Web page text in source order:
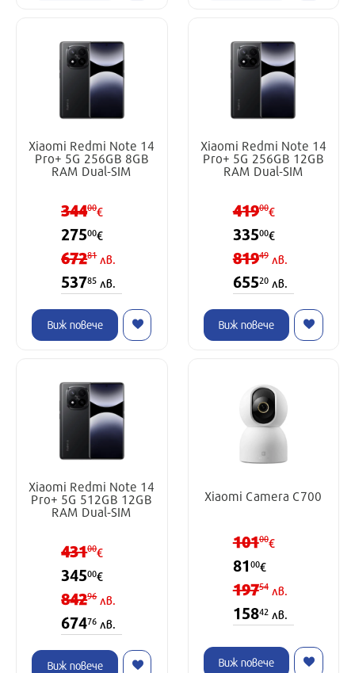
Xiaomi Redmi Note 14
Pro+ 5G 256GB 8GB
RAM Dual-SIM
34400€
27500€
67281лв.
53785 лв.
Виж повече
Xiaomi Redmi Note 14
Pro+ 5G 256GB 12GB
RAM Dual-SIM
41900€
33500€
81949лв.
65520лв.
Виж повече
Xiaomi Redmi Note 14
Pro+ 5G 512GB 12GB
RAM Dual-SIM
43100€
34500€
84296лв.
67476 лв.
Виж повече
Xiaomi Camera C700
10100€
81 00€
19754лв.
15842лв.
Виж повече